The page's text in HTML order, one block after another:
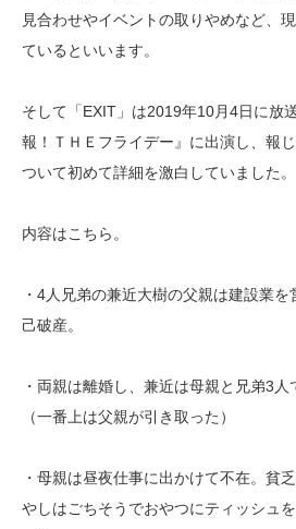
見合わせやイベントの取りやめなど、
ているといいます。
そして「EXIT」は2019年10月4日に放
報！ＴＨＥフライデー』に出演し、報
ついて初めて詳細を激白していました。
内容はこちら。
・4人兄弟の兼近大樹の父親は建設業
己破産。
・両親は離婚し、兼近は母親と兄弟3人
（一番上は父親が引き取った）
・母親は昼夜仕事に出かけて不在。貧
やしはごちそうでおやつにティッシュ